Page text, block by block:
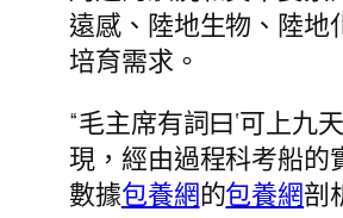
遠感、陸地生物、陸地
培育需求。
“毛主席有詞曰‘可上九
現，經由過程科考船的
數據包養網的包養網剖